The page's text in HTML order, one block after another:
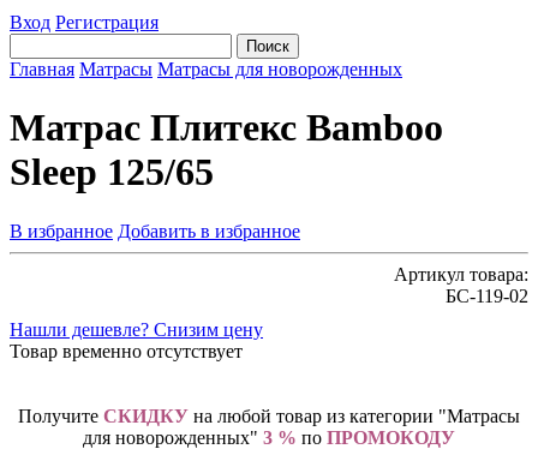
Вход Регистрация
Главная Матрасы Матрасы для новорожденных
Матрас Плитекс Bamboo
Sleep 125/65
В избранное Добавить в избранное
Артикул товара:
БС-119-02
Нашли дешевле? Снизим цену
Товар временно отсутствует
Получите СКИДКУ на любой товар из категории "Матрасы
для новорожденных" 3 % по ПРОМОКОДУ